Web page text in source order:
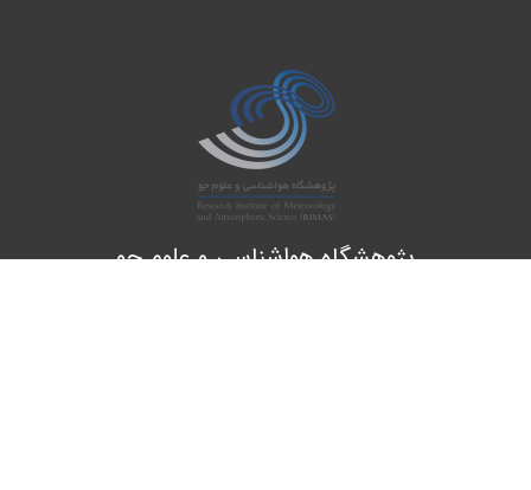
پژوهشگاه هواشناسی و علوم جو